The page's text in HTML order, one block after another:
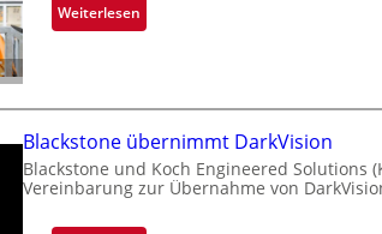
Weiterlesen
Z
a
n
d
o
Blackstone übernimmt DarkVision
Blackstone und Koch Engineered Solutions
Vereinbarung zur Übernahme von